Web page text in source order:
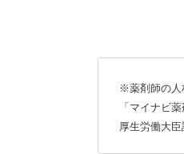
※薬剤師の人
「マイナビ
厚生労働大